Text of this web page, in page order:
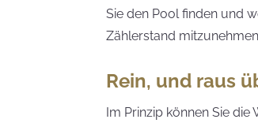
Sie den Pool finden und
Zählerstand
Rein, und raus
Im Prinzip können Sie